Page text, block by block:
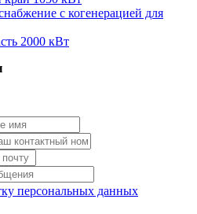
с когенерацией для
2000 кВт
персональных данных